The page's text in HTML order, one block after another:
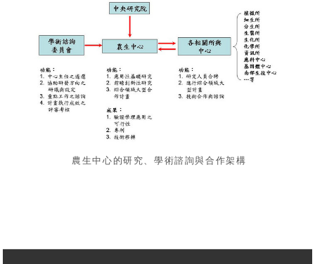
農生中心的研究、學術諮詢與合作架構